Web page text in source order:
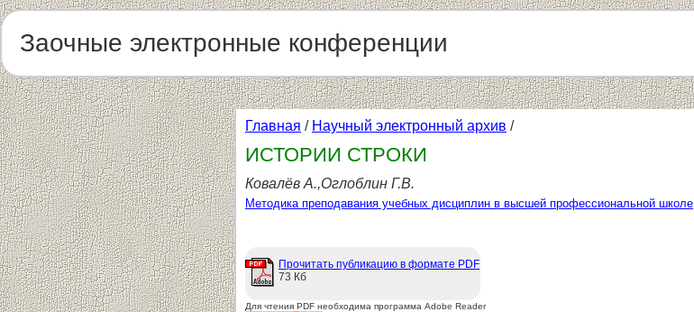
Заочные электронные конференции
Главная / Научный электронный архив /
ИСТОРИИ СТРОКИ
Ковалёв А.,Оглоблин Г.В.
Методика преподавания учебных дисциплин в высшей профессиональной школе
Прочитать публикацию в формате PDF
73 Кб
Для чтения PDF необходима программа Adobe Reader